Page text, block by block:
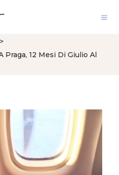
>
Praga, 12 Mesi Di Giulio Al